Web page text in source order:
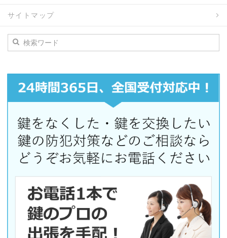
口 / 溝口上 / 溝口中 / 溝口下 / 溝口童子 / 溝口中野 /
/ 三ツ又町 / 三歳町 / 美殿町 / 緑町 / 湊町 / 南鶉 / 南
柿ケ瀬 / 南蝉 / 南殿町 / 南本荘一条通 / 南本荘二条通
通 / 明神町 / 三輪 / 三輪宮前 / 三輪宮西 / 三輪ぷりん
とぴあ / 向加野 / 村里町 / 村雨町 / 村山 / 室津町 / 室
町 / 八島町 / 八代 / 矢島町 / 八ツ梅町 / 八ツ寺町 / 柳
津町（梅松 / 上佐波 / 上佐波西 / 上佐波東 / 北塚 / 栄
町 / 佐波 / 下佐波 / 下佐波西 / 高桑 / 高桑西 / 高桑東
/ 蓮池 / 東塚 / 本郷 / 丸野 / 南塚 / 宮東 / 流通センタ
岩 / 山県岩中 / 山県岩明光 / 山県岩東 / 山県岩西 / 山
県岩南 / 山県北野 / 山口町 / 山先町 / 大和町 / 山吹町
/ 弥生町 / 夕陽ケ丘 / 雪見町 / 養老町 / 葭町 / 吉津町
/ 吉野町 / 四屋町 / 世保 / 世保東 / 世保西 / 世保南 /
サイトマップ